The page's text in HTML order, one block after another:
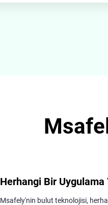
Herhangi Bir
Msafely'nin bulut teknolojisi,